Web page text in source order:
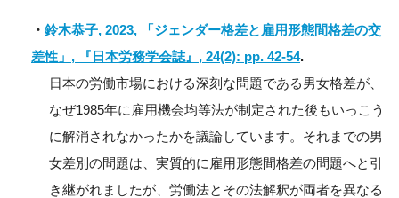
・ 鈴木恭子, 2023, 「ジェンダー格差と雇用形態間格差の交
差性」, 『日本労務学会誌』, 24(2): pp. 42-54.
日本の労働市場における深刻な問題である男女格差が、
なぜ1985年に雇用機会均等法が制定された後もいっこう
に解消されなかったかを議論しています。それまでの男
女差別の問題は、実質的に雇用形態間格差の問題へと引
き継がれましたが、労働法とその法解釈が両者を異なる